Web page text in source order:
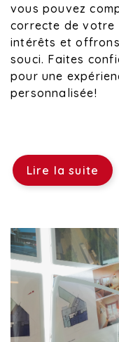
vous pouvez
correcte de votre
intérêts et
souci. Faites
pour une
personnalisée!
Lire la suite